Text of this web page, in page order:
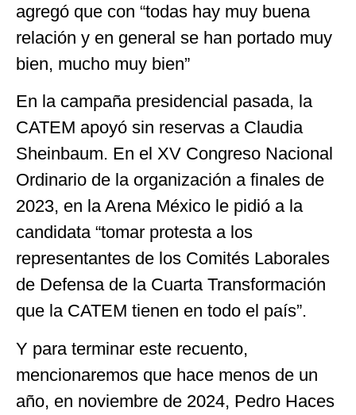
agregó que con “todas hay muy buena
relación y en general se han portado muy
bien, mucho muy bien”
En la campaña presidencial pasada, la
CATEM apoyó sin reservas a Claudia
Sheinbaum. En el XV Congreso Nacional
Ordinario de la organización a finales de
2023, en la Arena México le pidió a la
candidata “tomar protesta a los
representantes de los Comités Laborales
de Defensa de la Cuarta Transformación
que la CATEM tienen en todo el país”.
Y para terminar este recuento,
mencionaremos que hace menos de un
año, en noviembre de 2024, Pedro Haces